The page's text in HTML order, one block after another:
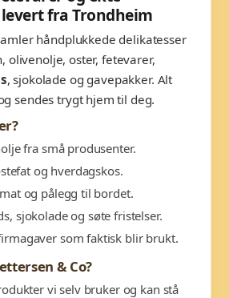
fra Trondheim
håndplukkede delikatesser
olivenolje, oster, fetevarer,
, sjokolade og gavepakker. Alt
sendes trygt hjem til deg.
fra små produsenter.
og hverdagskos.
og pålegg til bordet.
sjokolade og søte fristelser.
som faktisk blir brukt.
& Co?
vi selv bruker og kan stå